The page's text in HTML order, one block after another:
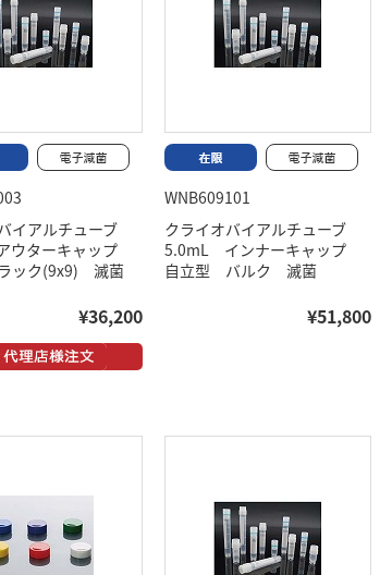
イアルチューブ
ターキャップ
ック(9x9) 滅菌
¥36,200
WNB609101
クライオバイアルチューブ
5.0mL インナーキャップ
自立型 バルク 滅菌
¥51,800